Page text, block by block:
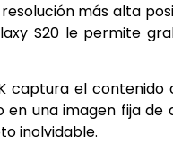
más alta
S20 le permite
captura el contenido
en una imagen fija de
inolvidable.